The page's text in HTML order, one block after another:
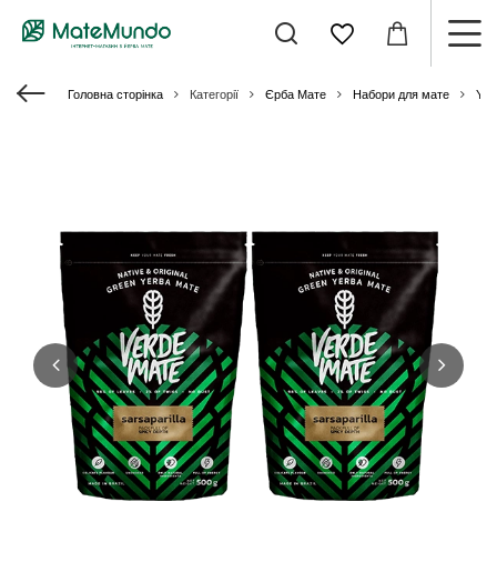
Головна сторінка Категорії Єрба Мате Набори для мате